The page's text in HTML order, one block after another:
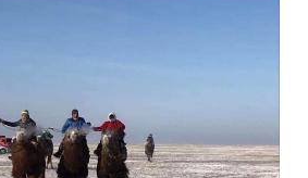
写真集｜ゴビ砂漠と冬のモンゴ
ル文化